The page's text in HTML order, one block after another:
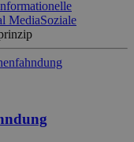
MediaSoziale